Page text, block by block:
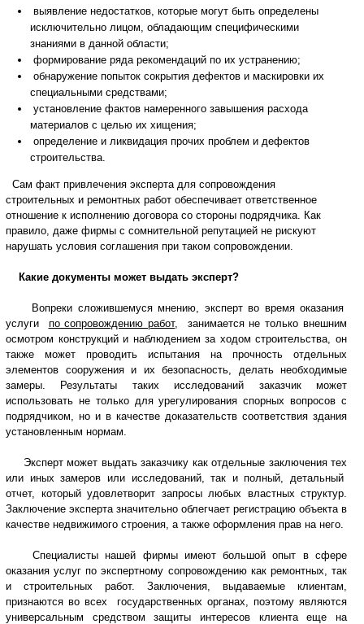
выявление недостатков, которые могут быть определены
исключительно лицом, обладающим специфическими
знаниями в данной области;
формирование ряда рекомендаций по их устранению;
обнаружение попыток сокрытия дефектов и маскировки их
специальными средствами;
установление фактов намеренного завышения расхода
материалов с целью их хищения;
определение и ликвидация прочих проблем и дефектов
строительства.
Сам факт привлечения эксперта для сопровождения
строительных и ремонтных работ обеспечивает ответственное
отношение к исполнению договора со стороны подрядчика. Как
правило, даже фирмы с сомнительной репутацией не рискуют
нарушать условия соглашения при таком сопровождении.
Какие документы может выдать эксперт?
Вопреки сложившемуся мнению, эксперт во время оказания
услуги по сопровождению работ, занимается не только внешним
осмотром конструкций и наблюдением за ходом строительства, он
также может проводить испытания на прочность отдельных
элементов сооружения и их безопасность, делать необходимые
замеры. Результаты таких исследований заказчик может
использовать не только для урегулирования спорных вопросов с
подрядчиком, но и в качестве доказательств соответствия здания
установленным нормам.
Эксперт может выдать заказчику как отдельные заключения тех
или иных замеров или исследований, так и полный, детальный
отчет, который удовлетворит запросы любых властных структур.
Заключение эксперта значительно облегчает регистрацию объекта в
качестве недвижимого строения, а также оформления прав на него.
Специалисты нашей фирмы имеют большой опыт в сфере
оказания услуг по экспертному сопровождению как ремонтных, так
и строительных работ. Заключения, выдаваемые клиентам,
признаются во всех государственных органах, поэтому являются
универсальным средством защиты интересов клиента еще на